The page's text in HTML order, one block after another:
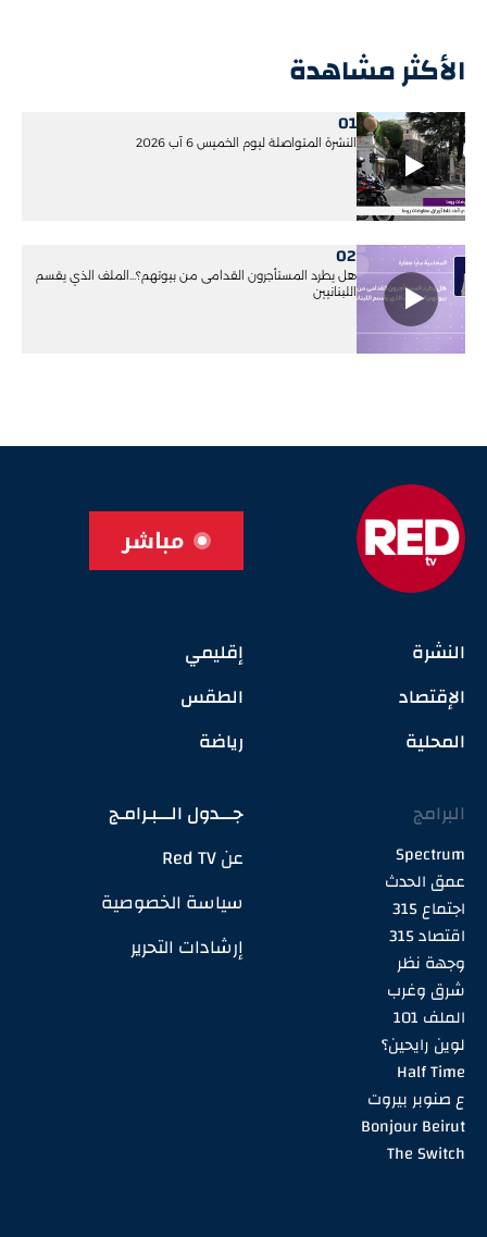
الأكثر مشاهدة
01
النشرة المتواصلة ليوم الخميس 6 آب 2026
02
هل يطرد المستأجرون القدامى من بيوتهم؟...الملف الذي يقسم
اللبنانيين
مباشر
النشرة
الإقتصاد
المحلية
إقليمي
الطقس
رياضة
البرامج
Spectrum
عمق الحدث
اجتماع 315
اقتصاد 315
وجهة نظر
شرق وغرب
الملف 101
لوين رايحين؟
Half Time
ع صنوبر بيروت
Bonjour Beirut
The Switch
جـــدول الـــبـرامـج
عن Red TV
سياسة الخصوصية
إرشادات التحرير